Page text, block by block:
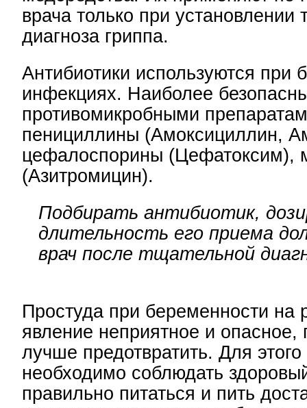
врача только при установлении
диагноза гриппа.
Антибиотики используются при
инфекциях. Наиболее
противомикробными
пенициллины (Амоксициллин,
цефалоспорины (Цефатоксим),
(Азитромицин).
Подбирать антибиотик,
длительность его приема
врач после тщательной
Простуда при беременности на
явление неприятное и опасное,
лучше предотвратить. Для
необходимо соблюдать
правильно питаться и пить